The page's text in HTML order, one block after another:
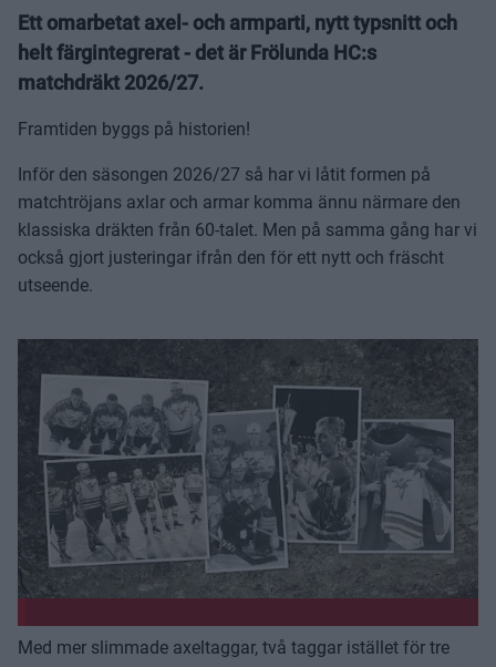
Ett omarbetat axel- och armparti, nytt typsnitt och
helt färgintegrerat - det är Frölunda HC:s
matchdräkt 2026/27.
Framtiden byggs på historien!
Inför den säsongen 2026/27 så har vi låtit formen på
matchtröjans axlar och armar komma ännu närmare den
klassiska dräkten från 60-talet. Men på samma gång har vi
också gjort justeringar ifrån den för ett nytt och fräscht
utseende.
Med mer slimmade axeltaggar, två taggar istället för tre